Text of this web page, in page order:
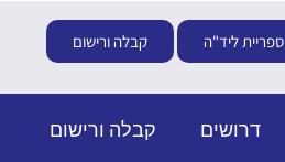
ספריית ליד"ה קבלה ורישום
דרושים
קבלה ורישום